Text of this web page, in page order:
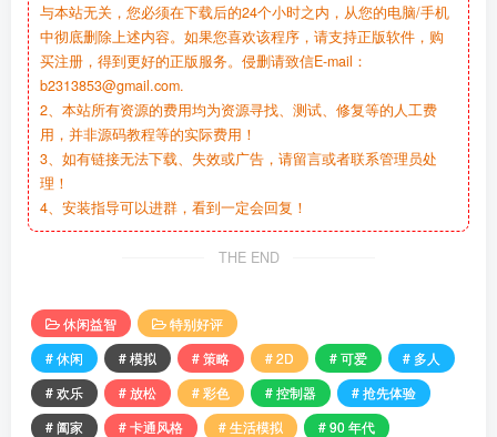
与本站无关，您必须在下载后的24个小时之内，从您的电脑/手机
中彻底删除上述内容。如果您喜欢该程序，请支持正版软件，购
买注册，得到更好的正版服务。侵删请致信E-mail：
b2313853@gmail.com.
2、本站所有资源的费用均为资源寻找、测试、修复等的人工费
用，并非源码教程等的实际费用！
3、如有链接无法下载、失效或广告，请留言或者联系管理员处
理！
4、安装指导可以进群，看到一定会回复！
THE END
休闲益智
特别好评
# 休闲
# 模拟 # 策略 # 2D # 可爱
# 多人
# 欢乐
# 放松 # 彩色 # 控制器
# 抢先体验
# 阖家
# 卡通风格 # 生活模拟
# 90 年代